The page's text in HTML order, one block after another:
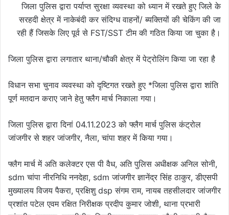
जिला पुलिस द्वारा पर्याप्त सुरक्षा व्यवस्था को ध्यान में रखते हुए जिले के
सरहदी क्षेत्र में नाकेबंदी कर संदिग्ध वाहनों/ ब्यक्तियों की चेकिंग की जा
रही हैं जिसके लिए पूर्व से FST/SST टीम की गठित किया जा चुका है।
जिला पुलिस द्वारा लगातार थाना/चौकी क्षेत्र में पेट्रोलिंग किया जा रहा है
विधान सभा चुनाव व्यवस्था को दृष्टिगत रखते हुए *जिला पुलिस द्वारा शांति
पूर्ण मतदान कराए जाने हेतु फ्लैग मार्च निकाला गया।
जिला पुलिस द्वारा दिनां 04.11.2023 को फ्लैग मार्च पुलिस कंट्रोल
जांजगीर से शहर जांजगीर, नैला, चांपा शहर में किया गया।
फ्लैग मार्च में अति कलेक्टर एस पी वैध, अति पुलिस अधीक्षक अनिल सोनी,
sdm चांपा नीरनिधि ननदेहा, sdm जांजगीर ज्ञानेंद्र सिंह ठाकुर, डीएसपी
मुख्यालय विजय पैकरा, प्रक्षिशु dsp संगम राम, नायब तहसीलदार जांजगीर
प्रशांत पटेल एवम रक्षित निरीक्षक प्रदीप कुमार जोशी, थाना प्रभारी